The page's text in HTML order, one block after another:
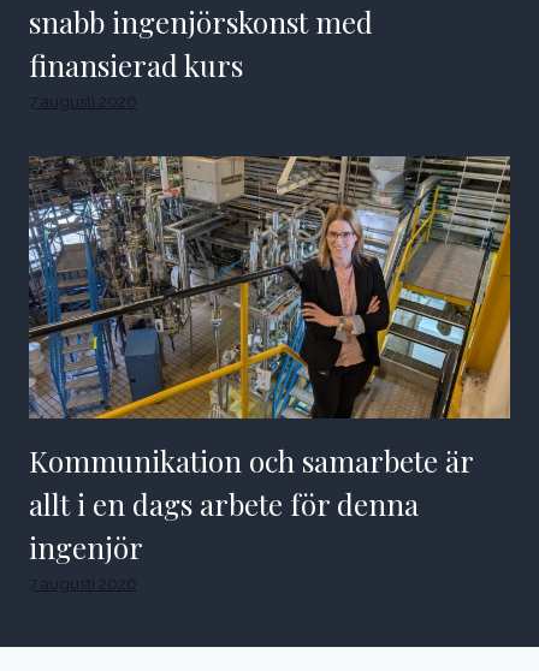
snabb ingenjörskonst med
finansierad kurs
7 augusti 2026
Kommunikation och samarbete är
allt i en dags arbete för denna
ingenjör
7 augusti 2026